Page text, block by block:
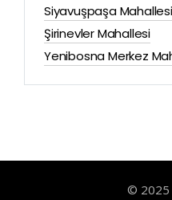
Siyavuşpaşa Mahallesi
Şirinevler Mahallesi
Yenibosna Merkez
© 2025